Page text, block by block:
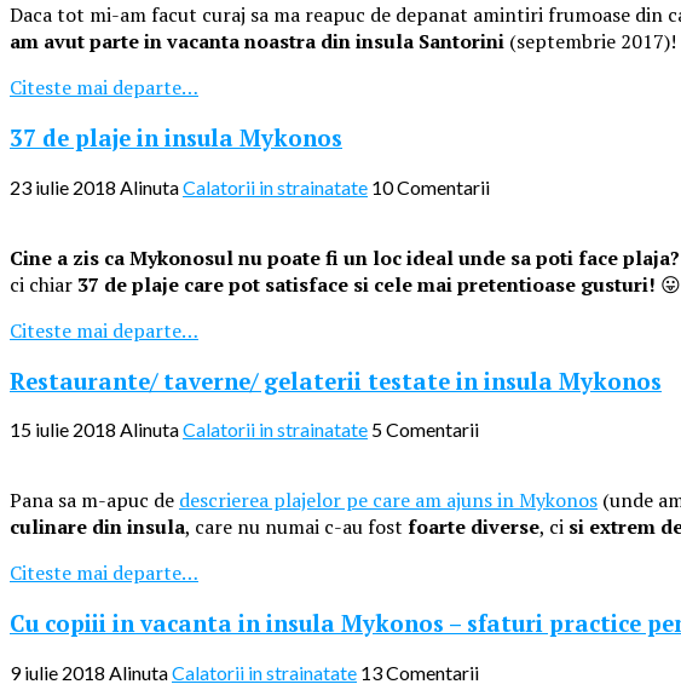
Daca tot mi-am facut curaj sa ma reapuc de depanat amintiri frumoase
am avut parte in vacanta noastra din insula Santorini (septembrie 2017)!
Citeste mai departe…
37 de plaje in insula Mykonos
23 iulie 2018 AlinutaCalatorii in strainatate 10 Comentarii
Cine a zis ca Mykonosul nu poate fi un loc ideal unde sa poti face plaja?
ci chiar 37 de plaje care pot satisface si cele mai pretentioase gusturi! 😛
Citeste mai departe…
Restaurante/ taverne/ gelaterii testate in insula Mykonos
15 iulie 2018 AlinutaCalatorii in strainatate 5 Comentarii
Pana sa m-apuc de descrierea plajelor pe care am ajuns in Mykonos (unde
culinare din insula, care nu numai c-au fost foarte diverse, ci si extrem
Citeste mai departe…
Cu copiii in vacanta in insula Mykonos – sfaturi practice
9 iulie 2018 AlinutaCalatorii in strainatate 13 Comentarii